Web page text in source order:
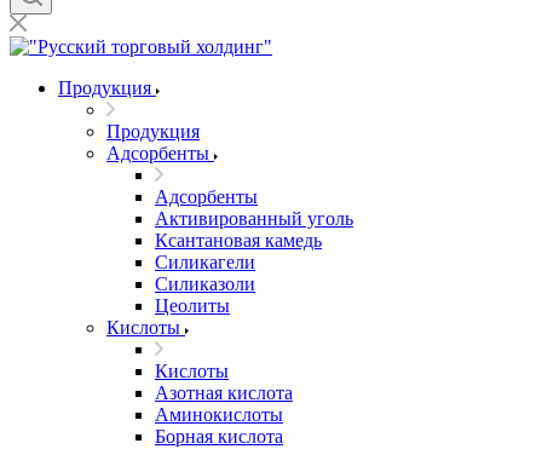
Продукция
Продукция
Адсорбенты
Адсорбенты
Активированный уголь
Ксантановая камедь
Силикагели
Силиказоли
Цеолиты
Кислоты
Кислоты
Азотная кислота
Аминокислоты
Борная кислота